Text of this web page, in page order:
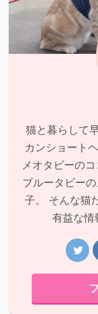
猫と暮らして
カンショート
メオタビーの
ブルータビー
子。 そんな猫
有益な情